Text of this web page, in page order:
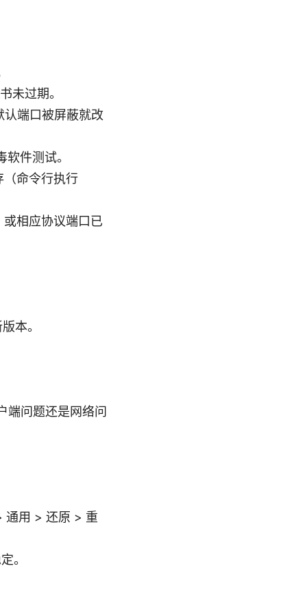
未过期。
端口被屏蔽就改
件测试。
命令行执行
相应协议端口已
本。
端问题还是网络问
通用 > 还原 > 重
。